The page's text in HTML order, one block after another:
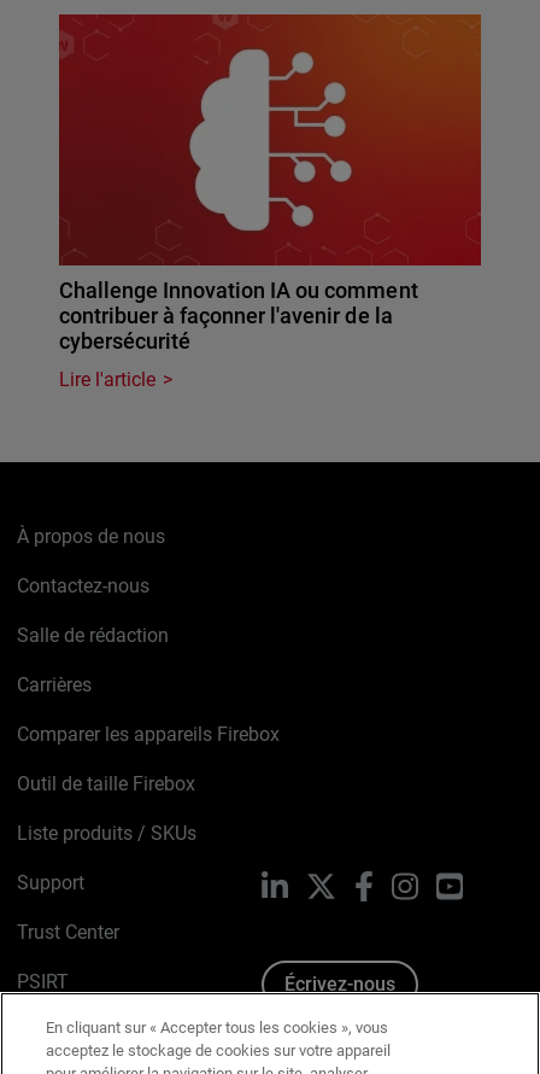
Challenge Innovation IA ou comment
contribuer à façonner l'avenir de la
cybersécurité
Lire l'article
À propos de nous
Contactez-nous
Salle de rédaction
Carrières
Comparer les appareils Firebox
Outil de taille Firebox
Liste produits / SKUs
Support
Trust Center
PSIRT
Avis sur les cookies
LinkedIn FacebookInstagramYouTube
Écrivez-nous
En cliquant sur « Accepter tous les cookies », vous
acceptez le stockage de cookies sur votre appareil